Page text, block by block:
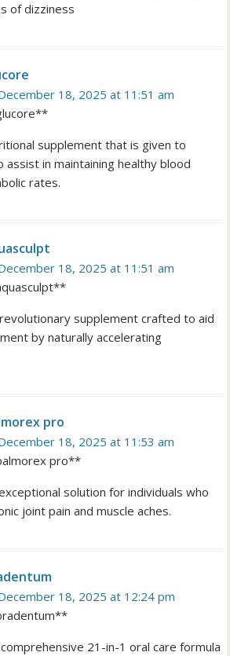
of dizziness
18, 2025 at 11:51 am
supplement that is given to
assist in maintaining healthy blood
rates.
18, 2025 at 11:51 am
supplement crafted to aid
by naturally accelerating
pro
18, 2025 at 11:53 am
pro**
solution for individuals who
joint pain and muscle aches.
18, 2025 at 12:24 pm
21-in-1 oral care formula